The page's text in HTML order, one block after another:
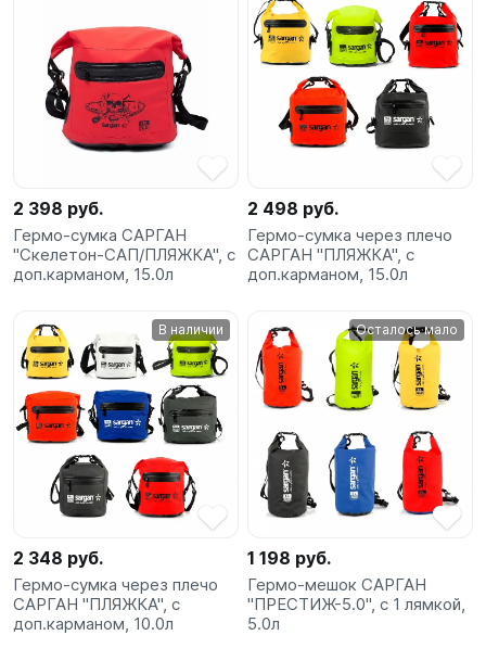
2 398 руб.
Гермо-сумка САРГАН
"Скелетон-САП/ПЛЯЖКА", с
доп.карманом, 15.0л
2 498 руб.
Гермо-сумка через плечо
САРГАН "ПЛЯЖКА", с
доп.карманом, 15.0л
В наличии
2 348 руб.
Гермо-сумка через плечо
САРГАН "ПЛЯЖКА", с
доп.карманом, 10.0л
Осталось мало
1 198 руб.
Гермо-мешок САРГАН
"ПРЕСТИЖ-5.0", с 1 лямкой,
5.0л